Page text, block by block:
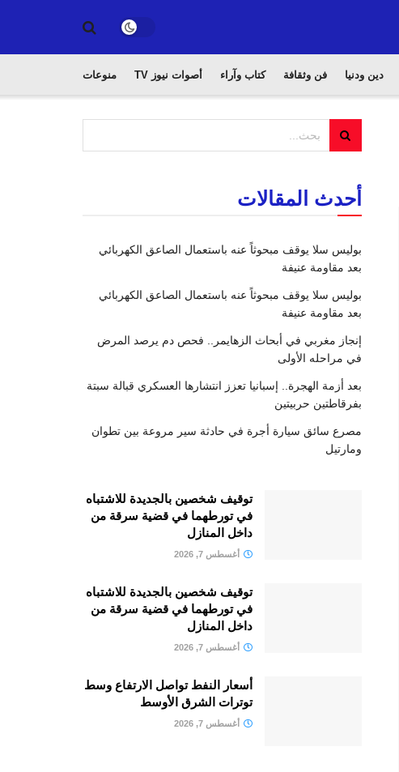
دين ودنيا فن وثقافة كتاب وآراء أصوات نيوز TV منوعات
أحدث المقالات
بوليس سلا يوقف مبحوثاً عنه باستعمال الصاعق الكهربائي
بعد مقاومة عنيفة
بوليس سلا يوقف مبحوثاً عنه باستعمال الصاعق الكهربائي
بعد مقاومة عنيفة
إنجاز مغربي في أبحاث الزهايمر.. فحص دم يرصد المرض
في مراحله الأولى
بعد أزمة الهجرة.. إسبانيا تعزز انتشارها العسكري قبالة سبتة
بفرقاطتين حربيتين
مصرع سائق سيارة أجرة في حادثة سير مروعة بين تطوان
ومارتيل
توقيف شخصين بالجديدة للاشتباه
في تورطهما في قضية سرقة من
داخل المنازل
أغسطس 7, 2026
توقيف شخصين بالجديدة للاشتباه
في تورطهما في قضية سرقة من
داخل المنازل
أغسطس 7, 2026
أسعار النفط تواصل الارتفاع وسط
توترات الشرق الأوسط
أغسطس 7, 2026